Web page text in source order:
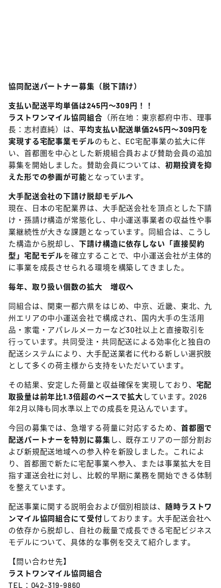
協同配送パートナー募集（脱下請け）
支払い配送平均単価は245円～309円！！
ラストワンマイル協同組合 （所在地：東京都府中市、理事
長：志村直純）は、平均支払い配送単価245円～309円を
実現する宅配事業モデルのもと、EC宅配事業の拡大に伴
い、首都圏を中心とした新規組合員および賛助会員の追加
募集を開始しました。賛助会員については、 初期投資を抑
えた形での参画が可能 となっています。
大手配送会社の下請け脱却モデルへ
現在、日本の宅配業界は、大手配送会社を頂点とした下請
け・孫請け構造が常態化し、中小運送事業者の収益性や事
業継続性が大きな課題となっています。同組合は、こうし
た構造から脱却し、下請け構造に依存しない「直接契約
型」宅配モデルを確立することで、中小運送会社が主体的
に事業を成長させられる環境を構築してきました。
毎年、取り扱い個数の拡大 増収へ
同組合は、関東一都六県をはじめ、中京、近畿、東北、九
州エリアの中小運送会社で構成され、国内大手の生活用
品・家電・アパレルメーカーなど30社以上と直接取引を
行っています。共同受注・共同配送による効率化と独自の
配送システムにより、大手配送業者に代わる新しい選択肢
として多くの荷主様から支持をいただいています。
その結果、安定した荷量と収益確保を実現しており、 宅配
取扱量は前年比1.3倍超のペースで拡大 しています。2026
年2月以降も同水準以上での成長を見込んでいます。
今回の募集では、急増する荷量に対応するため、 首都圏で
配送パートナーを特別に募集 し、既存エリアの一部分割お
よび新規配送地域への参入枠を新設しました。これによ
り、首都圏で新たに宅配事業へ参入、または事業拡大を目
指す運送会社に対し、比較的早期に業務を開始できる体制
を整えています。
配送事業に関する説明会および個別相談は、 随時ラストワ
ンマイル協同組合にて受付 しております。大手配送会社へ
の依存から脱却し、自社の裁量で成長できる宅配ビジネス
モデルについて、具体的な事例を交えて紹介します。
【問い合わせ先】
ラストワンマイル協同組合
TEL：042-319-9860